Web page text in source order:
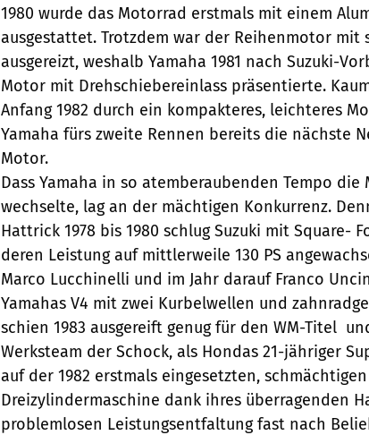
1980 wurde das Motorrad erstmals mit einem
ausgestattet. Trotzdem war der Reihenmotor mit
ausgereizt, weshalb Yamaha 1981 nach Suzuki-
Motor mit Drehschiebereinlass präsentierte.
Anfang 1982 durch ein kompakteres, leichteres
Yamaha fürs zweite Rennen bereits die nächste
Motor.
Dass Yamaha in so atemberaubenden Tempo
wechselte, lag an der mächtigen Konkurrenz.
Hattrick 1978 bis 1980 schlug Suzuki mit Square-
deren Leistung auf mittlerweile 130 PS
Marco Lucchinelli und im Jahr darauf Franco
Yamahas V4 mit zwei Kurbelwellen und
schien 1983 ausgereift genug für den WM-Titel 
Werksteam der Schock, als Hondas 21-jähriger
auf der 1982 erstmals eingesetzten, schmächtigen
Dreizylindermaschine dank ihres überragenden
problemlosen Leistungsentfaltung fast nach